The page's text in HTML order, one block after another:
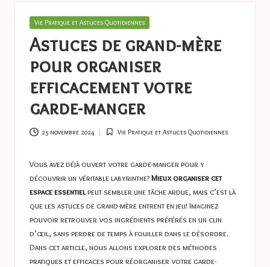
o
n
n
e
s
a
s
t
u
c
e
s
Posted
Vie Pratique et Astuces Quotidiennes
Astuces de grand-mère
pour organiser
efficacement votre
garde-manger
25 novembre 2024
Posted
Vie Pratique et Astuces Quotidiennes
Vous avez déjà ouvert votre garde-manger pour y
découvrir un véritable labyrinthe?Mieux organiser cet
espace essentielpeut sembler une tâche ardue, mais c’est là
que les astuces de grand-mère entrent en jeu! Imaginez
pouvoir retrouver vos ingrédients préférés en un clin
d’œil, sans perdre de temps à fouiller dans le désordre.
Dans cet article, nous allons explorer des méthodes
pratiques et efficaces pour réorganiser votre garde-